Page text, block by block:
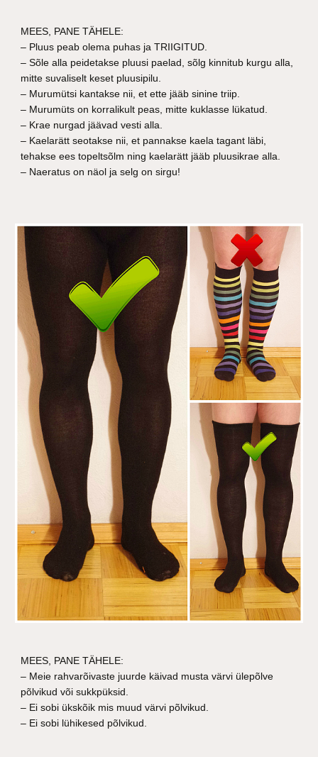
MEES, PANE TÄHELE:
– Pluus peab olema puhas ja TRIIGITUD.
– Sõle alla peidetakse pluusi paelad, sõlg kinnitub kurgu alla,
mitte suvaliselt keset pluusipilu.
– Murumütsi kantakse nii, et ette jääb sinine triip.
– Murumüts on korralikult peas, mitte kuklasse lükatud.
– Krae nurgad jäävad vesti alla.
– Kaelarätt seotakse nii, et pannakse kaela tagant läbi,
tehakse ees topeltsõlm ning kaelarätt jääb pluusikrae alla.
– Naeratus on näol ja selg on sirgu!
MEES, PANE TÄHELE:
– Meie rahvarõivaste juurde käivad musta värvi ülepõlve
põlvikud või sukkpüksid.
– Ei sobi ükskõik mis muud värvi põlvikud.
– Ei sobi lühikesed põlvikud.